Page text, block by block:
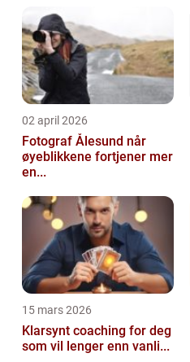
02 april 2026
Fotograf Ålesund når
øyeblikkene fortjener mer
en...
15 mars 2026
Klarsynt coaching for deg
som vil lenger enn vanli...